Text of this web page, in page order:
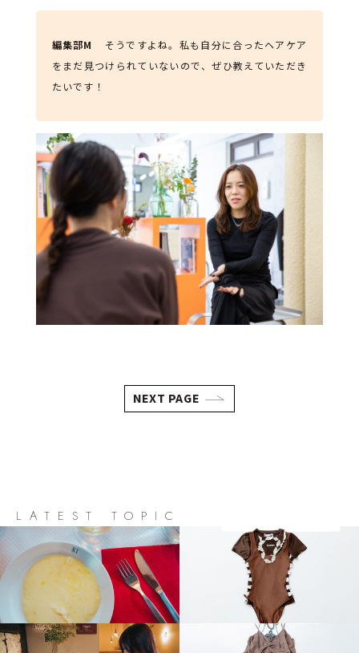
編集部M
そうですよね。私も自分に合ったヘアケア
をまだ見つけられていないので、ぜひ教えていただき
たいです！
NEXT PAGE
LATEST TOPIC